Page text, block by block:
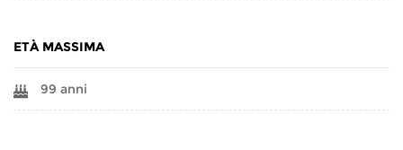
ETÀ MASSIMA
99 anni